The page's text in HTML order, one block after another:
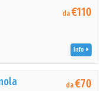
da€110
Info
da€70